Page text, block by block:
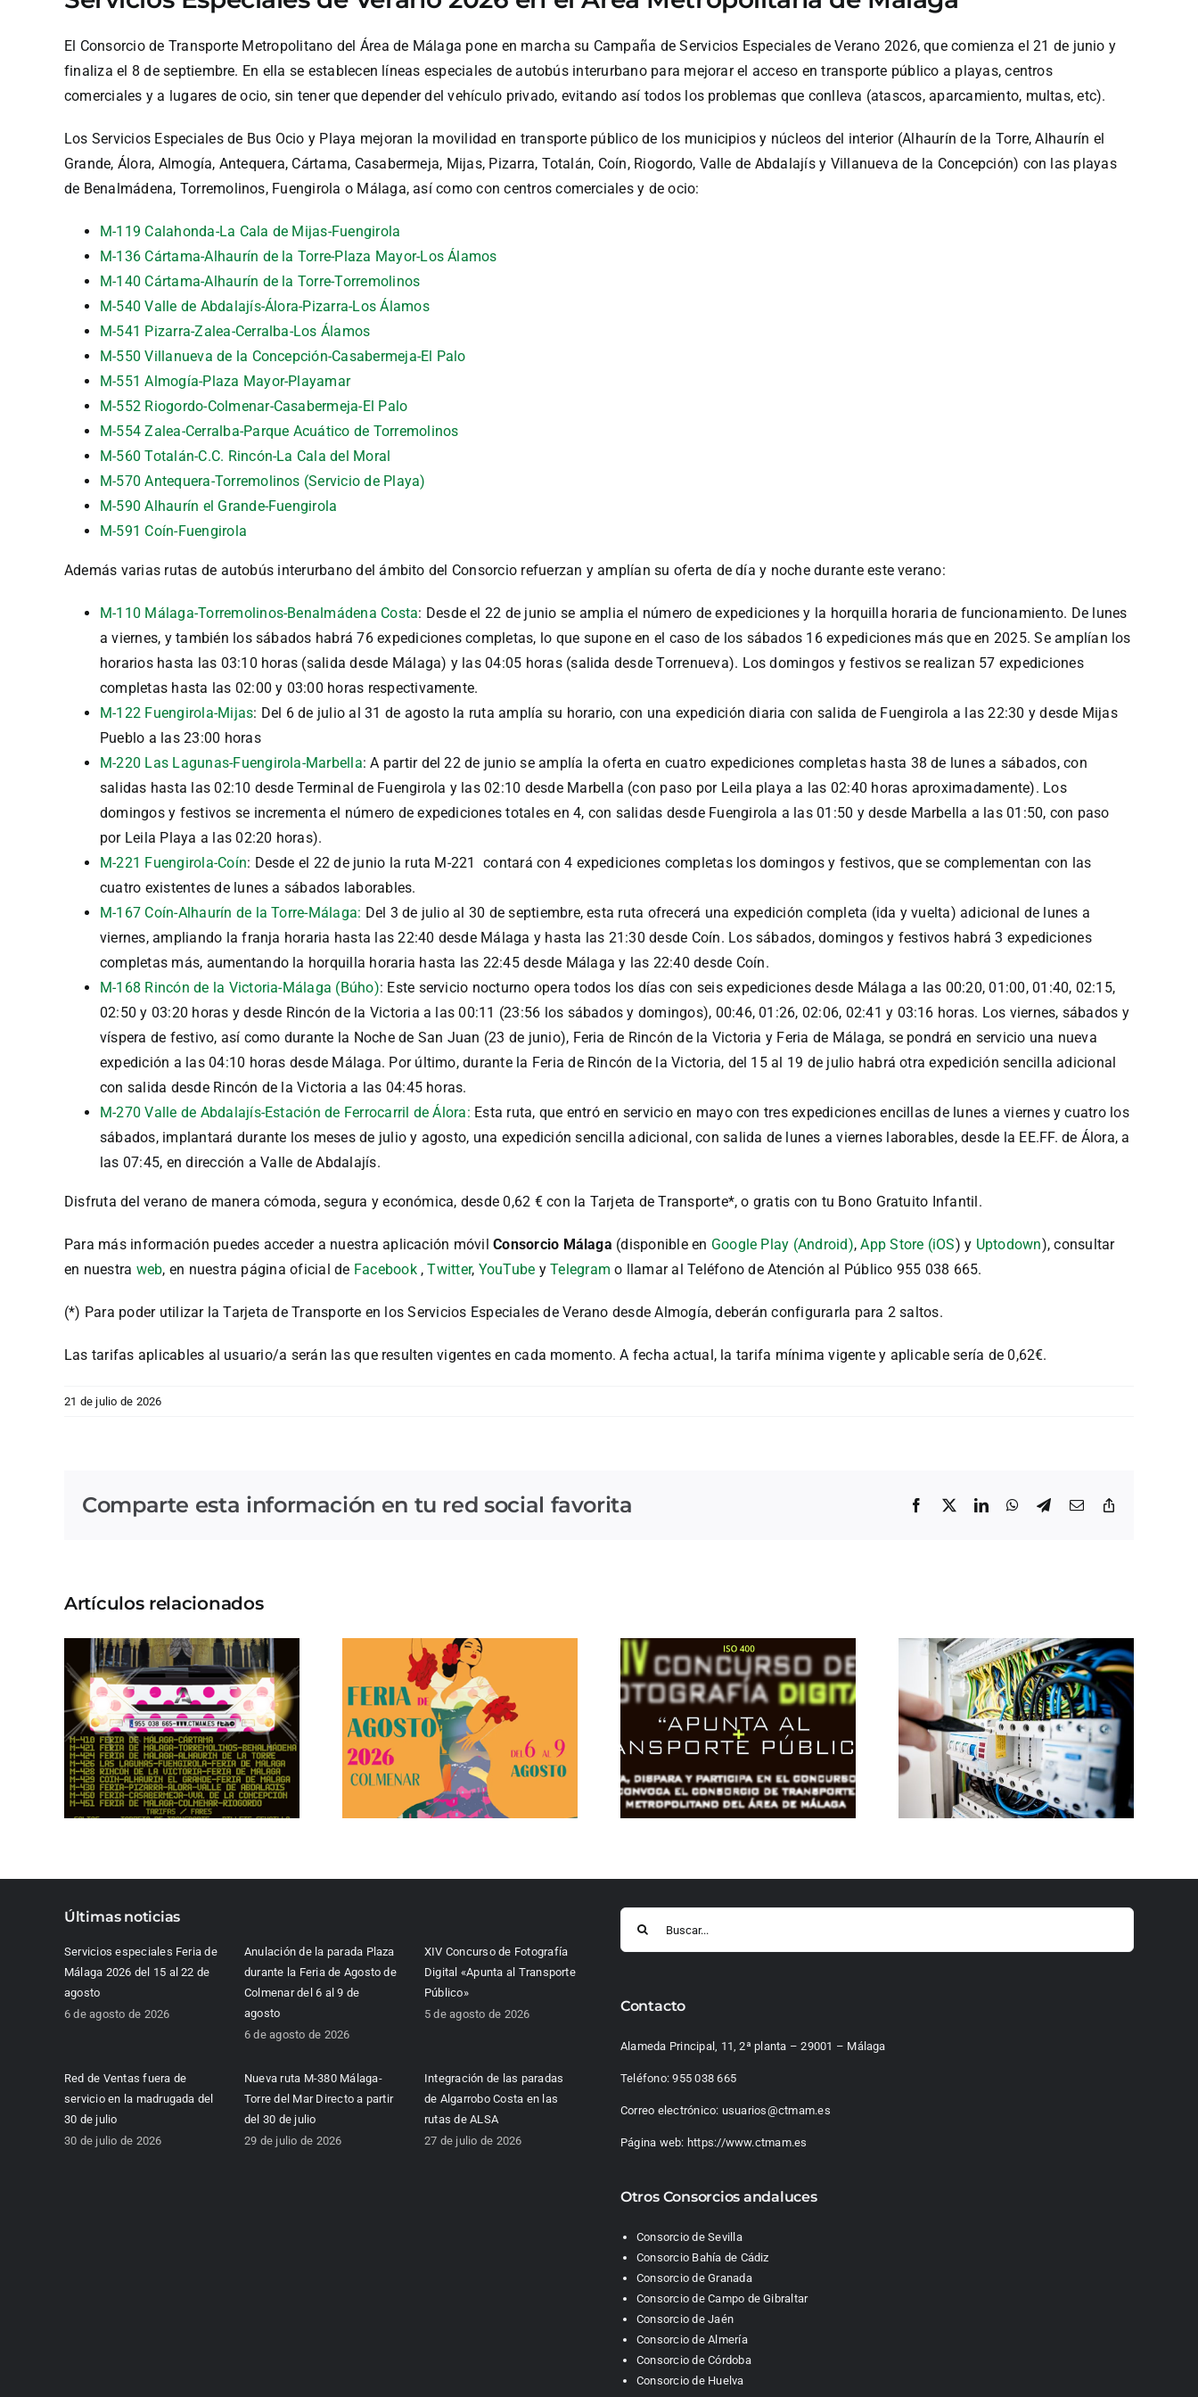
El Consorcio de Transporte Metropolitano del Área de Málaga pone en marcha su Campaña de Servicios Especiales de Verano 2026, que comienza el 21 de junio y
finaliza el 8 de septiembre. En ella se establecen líneas especiales de autobús interurbano para mejorar el acceso en transporte público a playas, centros
comerciales y a lugares de ocio, sin tener que depender del vehículo privado, evitando así todos los problemas que conlleva (atascos, aparcamiento, multas, etc).
Los Servicios Especiales de Bus Ocio y Playa mejoran la movilidad en transporte público de los municipios y núcleos del interior (Alhaurín de la Torre, Alhaurín el
Grande, Álora, Almogía, Antequera, Cártama, Casabermeja, Mijas, Pizarra, Totalán, Coín, Riogordo, Valle de Abdalajís y Villanueva de la Concepción) con las playas
de Benalmádena, Torremolinos, Fuengirola o Málaga, así como con centros comerciales y de ocio:
M-119 Calahonda-La Cala de Mijas-Fuengirola
M-136 Cártama-Alhaurín de la Torre-Plaza Mayor-Los Álamos
M-140 Cártama-Alhaurín de la Torre-Torremolinos
M-540 Valle de Abdalajís-Álora-Pizarra-Los Álamos
M-541 Pizarra-Zalea-Cerralba-Los Álamos
M-550 Villanueva de la Concepción-Casabermeja-El Palo
M-551 Almogía-Plaza Mayor-Playamar
M-552 Riogordo-Colmenar-Casabermeja-El Palo
M-554 Zalea-Cerralba-Parque Acuático de Torremolinos
M-560 Totalán-C.C. Rincón-La Cala del Moral
M-570 Antequera-Torremolinos (Servicio de Playa)
M-590 Alhaurín el Grande-Fuengirola
M-591 Coín-Fuengirola
Además varias rutas de autobús interurbano del ámbito del Consorcio refuerzan y amplían su oferta de día y noche durante este verano:
M-110 Málaga-Torremolinos-Benalmádena Costa: Desde el 22 de junio se amplia el número de expediciones y la horquilla horaria de funcionamiento. De lunes
a viernes, y también los sábados habrá 76 expediciones completas, lo que supone en el caso de los sábados 16 expediciones más que en 2025. Se amplían los
horarios hasta las 03:10 horas (salida desde Málaga) y las 04:05 horas (salida desde Torrenueva). Los domingos y festivos se realizan 57 expediciones
completas hasta las 02:00 y 03:00 horas respectivamente.
M-122 Fuengirola-Mijas: Del 6 de julio al 31 de agosto la ruta amplía su horario, con una expedición diaria con salida de Fuengirola a las 22:30 y desde Mijas
Pueblo a las 23:00 horas
M-220 Las Lagunas-Fuengirola-Marbella: A partir del 22 de junio se amplía la oferta en cuatro expediciones completas hasta 38 de lunes a sábados, con
salidas hasta las 02:10 desde Terminal de Fuengirola y las 02:10 desde Marbella (con paso por Leila playa a las 02:40 horas aproximadamente). Los
domingos y festivos se incrementa el número de expediciones totales en 4, con salidas desde Fuengirola a las 01:50 y desde Marbella a las 01:50, con paso
por Leila Playa a las 02:20 horas).
M-221 Fuengirola-Coín: Desde el 22 de junio la ruta M-221 contará con 4 expediciones completas los domingos y festivos, que se complementan con las
cuatro existentes de lunes a sábados laborables.
M-167 Coín-Alhaurín de la Torre-Málaga: Del 3 de julio al 30 de septiembre, esta ruta ofrecerá una expedición completa (ida y vuelta) adicional de lunes a
viernes, ampliando la franja horaria hasta las 22:40 desde Málaga y hasta las 21:30 desde Coín. Los sábados, domingos y festivos habrá 3 expediciones
completas más, aumentando la horquilla horaria hasta las 22:45 desde Málaga y las 22:40 desde Coín.
M-168 Rincón de la Victoria-Málaga (Búho): Este servicio nocturno opera todos los días con seis expediciones desde Málaga a las 00:20, 01:00, 01:40, 02:15,
02:50 y 03:20 horas y desde Rincón de la Victoria a las 00:11 (23:56 los sábados y domingos), 00:46, 01:26, 02:06, 02:41 y 03:16 horas. Los viernes, sábados y
víspera de festivo, así como durante la Noche de San Juan (23 de junio), Feria de Rincón de la Victoria y Feria de Málaga, se pondrá en servicio una nueva
expedición a las 04:10 horas desde Málaga. Por último, durante la Feria de Rincón de la Victoria, del 15 al 19 de julio habrá otra expedición sencilla adicional
con salida desde Rincón de la Victoria a las 04:45 horas.
M-270 Valle de Abdalajís-Estación de Ferrocarril de Álora: Esta ruta, que entró en servicio en mayo con tres expediciones encillas de lunes a viernes y cuatro los
sábados, implantará durante los meses de julio y agosto, una expedición sencilla adicional, con salida de lunes a viernes laborables, desde la EE.FF. de Álora, a
las 07:45, en dirección a Valle de Abdalajís.
Disfruta del verano de manera cómoda, segura y económica, desde 0,62 € con la Tarjeta de Transporte*, o gratis con tu Bono Gratuito Infantil.
Para más información puedes acceder a nuestra aplicación móvilConsorcio Málaga (disponible en Google Play (Android),App Store (iOS) y Uptodown), consultar
en nuestra web, en nuestra página oficial de Facebook,Twitter, YouTube yTelegramo llamar al Teléfono de Atención al Público 955 038 665.
(*) Para poder utilizar la Tarjeta de Transporte en los Servicios Especiales de Verano desde Almogía, deberán configurarla para 2 saltos.
Las tarifas aplicables al usuario/a serán las que resulten vigentes en cada momento. A fecha actual, la tarifa mínima vigente y aplicable sería de 0,62€.
21 de julio de 2026
Comparte esta información en tu red social favorita Facebook
X LinkedInWhatsApp
Telegram
Correo
Artículos relacionados
Últimas noticias
Servicios especiales Feria de
Málaga 2026 del 15 al 22 de
agosto
6 de agosto de 2026
Anulación de la parada Plaza
durante la Feria de Agosto de
Colmenar del 6 al 9 de
agosto
6 de agosto de 2026
XIV Concurso de Fotografía
Digital «Apunta al Transporte
Público»
5 de agosto de 2026
Red de Ventas fuera de
servicio en la madrugada del
30 de julio
30 de julio de 2026
Nueva ruta M-380 Málaga-
Torre del Mar Directo a partir
del 30 de julio
29 de julio de 2026
Integración de las paradas
de Algarrobo Costa en las
rutas de ALSA
27 de julio de 2026
Contacto
Alameda Principal, 11, 2ª planta – 29001 – Málaga
Teléfono:955 038 665
Correo electrónico: usuarios@ctmam.es
Página web: https://www.ctmam.es
Otros Consorcios andaluces
Consorcio de Sevilla
Consorcio Bahía de Cádiz
Consorcio de Granada
Consorcio de Campo de Gibraltar
Consorcio de Jaén
Consorcio de Almería
Consorcio de Córdoba
Consorcio de Huelva